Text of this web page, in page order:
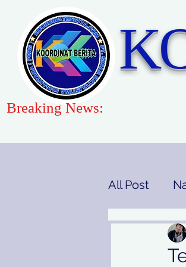
Breaking News:
All Post
Gaya